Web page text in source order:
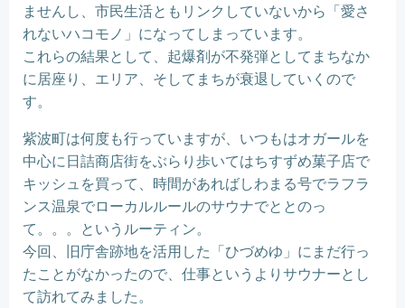
ませんし、市民生活ともリンクしていないから「愛さ
れないハコモノ」になってしまっています。
これらの結果として、起爆剤が不発弾としてまちなか
に居座り、エリア、そしてまちが衰退していくので
す。
紫波町は何度も行っていますが、いつもはオガールを
中心に日詰商店街をぶらり歩いてはちすずめ菓子店で
キッシュを買って、時間があればしわまる号でラフラ
ンス温泉でローカルルールのサウナでととのっ
て。。。というルーティン。
今回、旧庁舎跡地を活用した「ひづめゆ」にまだ行っ
たことがなかったので、仕事というよりサウナーとし
て訪れてみました。